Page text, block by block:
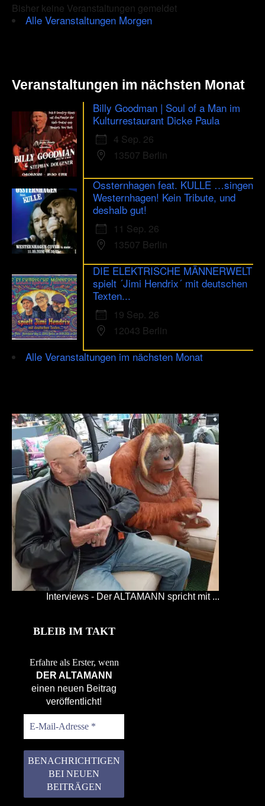
Bisher keine Veranstaltungen gemeldet
Alle Veranstaltungen Morgen
Veranstaltungen im nächsten Monat
Billy Goodman | Soul of a Man im
Kulturrestaurant Dicke Paula
4 Sep. 26
13507 Berlin
Ossternhagen feat. KULLE …singen
Westernhagen! Kein Tribute, und
deshalb gut!
11 Sep. 26
13507 Berlin
DIE ELEKTRISCHE MÄNNERWELT
spielt ´Jimi Hendrix´ mit deutschen
Texten...
19 Sep. 26
12043 Berlin
Alle Veranstaltungen im nächsten Monat
Interviews - Der ALTAMANN spricht mit ...
BLEIB IM TAKT
Erfahre als Erster, wenn
DER ALTAMANN
einen neuen Beitrag
veröffentlicht!